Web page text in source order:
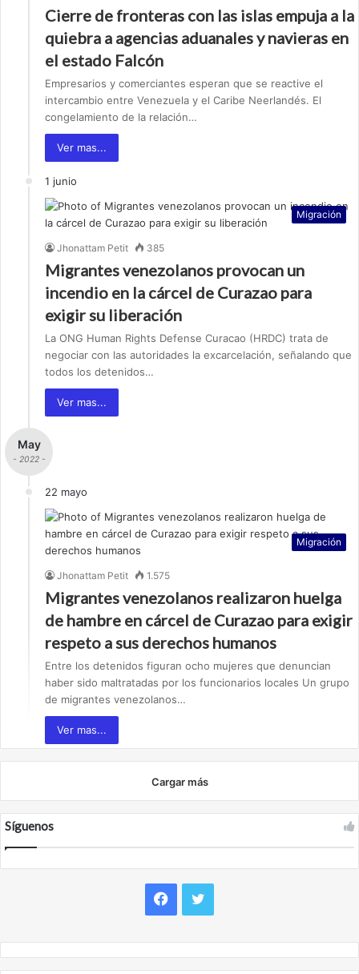
Cierre de fronteras con las islas empuja a la
quiebra a agencias aduanales y navieras en
el estado Falcón
Empresarios y comerciantes esperan que se reactive el
intercambio entre Venezuela y el Caribe Neerlandés. El
congelamiento de la relación…
Ver mas...
1 junio
Migración
Jhonattam Petit 385
Migrantes venezolanos provocan un
incendio en la cárcel de Curazao para
exigir su liberación
La ONG Human Rights Defense Curacao (HRDC) trata de
negociar con las autoridades la excarcelación, señalando que
todos los detenidos…
Ver mas...
May
- 2022 -
22 mayo
Migración
Jhonattam Petit 1.575
Migrantes venezolanos realizaron huelga
de hambre en cárcel de Curazao para exigir
respeto a sus derechos humanos
Entre los detenidos figuran ocho mujeres que denuncian
haber sido maltratadas por los funcionarios locales Un grupo
de migrantes venezolanos…
Ver mas...
Cargar más
Síguenos